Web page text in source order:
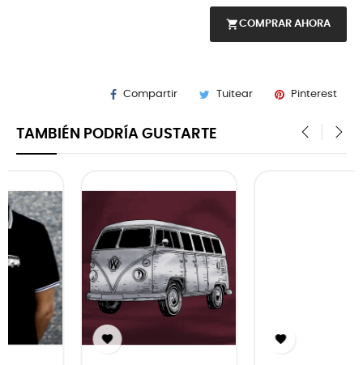
shopping_cartCOMPRAR AHORA
Compartir Tuitear Pinterest
TAMBIÉN PODRÍA GUSTARTE
 